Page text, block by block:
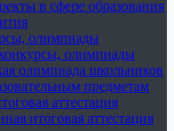
в сфере образования
олимпиады
олимпиады
олимпиада школьников
предметам
аттестация
итоговая аттестация